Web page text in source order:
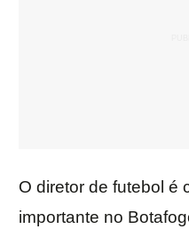
O diretor de futebol é
importante no